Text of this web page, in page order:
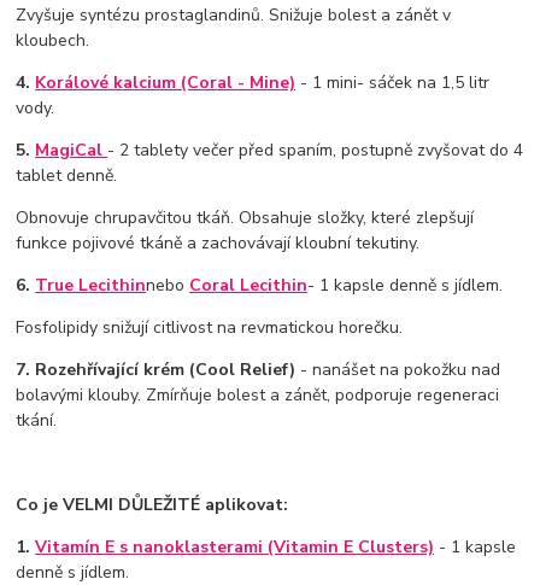
Zvyšuje syntézu prostaglandinů. Snižuje bolest a zánět v
kloubech.
4. Korálové kalcium (Coral - Mine) - 1 mini- sáček na 1,5 litr
vody.
5. MagiCal - 2 tablety večer před spaním, postupně zvyšovat do 4
tablet denně.
Obnovuje chrupavčitou tkáň. Obsahuje složky, které zlepšují
funkce pojivové tkáně a zachovávají kloubní tekutiny.
6. True Lecithinnebo Coral Lecithin- 1 kapsle denně s jídlem.
Fosfolipidy snižují citlivost na revmatickou horečku.
7. Rozehřívající krém (Cool Relief) - nanášet na pokožku nad
bolavými klouby. Zmírňuje bolest a zánět, podporuje regeneraci
tkání.
Co je VELMI DŮLEŽITÉ aplikovat:
1.Vitamín E s nanoklasterami (Vitamin E Clusters) - 1 kapsle
denně s jídlem.